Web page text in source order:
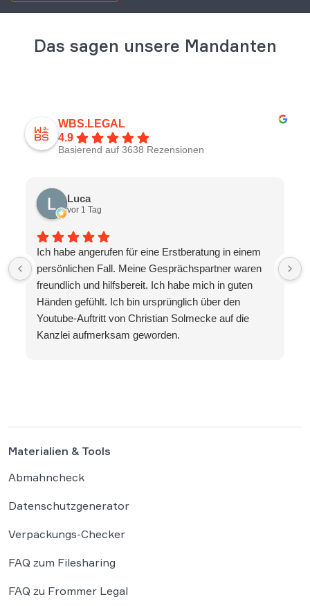
Das sagen unsere Mandanten
WBS.LEGAL
4.9
Basierend auf 3638 Rezensionen
Luca
vor 1 Tag
Ich habe angerufen für eine Erstberatung in einem
persönlichen Fall. Meine Gesprächspartner waren
freundlich und hilfsbereit. Ich habe mich in guten
Händen gefühlt. Ich bin ursprünglich über den
Youtube-Auftritt von Christian Solmecke auf die
Kanzlei aufmerksam geworden.
Materialien & Tools
Abmahncheck
Datenschutzgenerator
Verpackungs-Checker
FAQ zum Filesharing
FAQ zu Frommer Legal